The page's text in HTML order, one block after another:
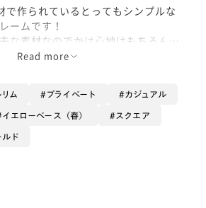
で作られているとってもシンプルな
ームです！
な素材なのでかけ心地はもちろんい
ドでも程よい光沢感で上品な感じを
クエアのフレームは小顔感もありト
。
Read more
ム プライベート カジュアル
イエローベース（春） スクエア
ルド